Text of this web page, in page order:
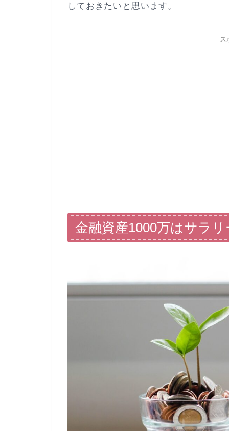
しておきたいと思います。
ス
金融資産1000万はサラ